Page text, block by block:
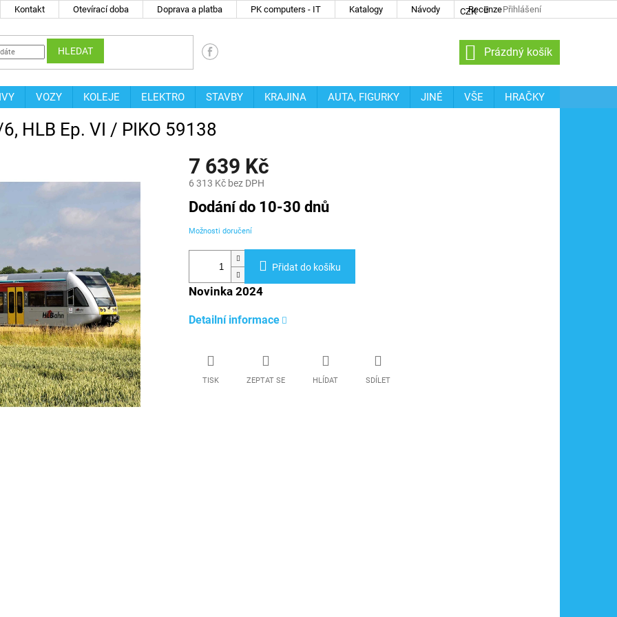
Kontakt Otevírací doba Doprava a platba PK computers - IT Katalogy Návody Recenze
CZK Přihlášení
HLEDAT
NÁKUPNÍ
KOŠÍK
Prázdný košík
VOZY KOLEJE ELEKTRO STAVBY KRAJINA AUTA, FIGURKY JINÉ VŠE
HRAČKY
HLB Ep. VI / PIKO 59138
7 639 Kč
6 313 Kč bez DPH
Měrná
cena:
Dodání do 10-30 dnů
Možnosti doručení
Přidat do košíku
Novinka 2024
Detailní informace
TISK ZEPTAT SE HLÍDAT SDÍLET